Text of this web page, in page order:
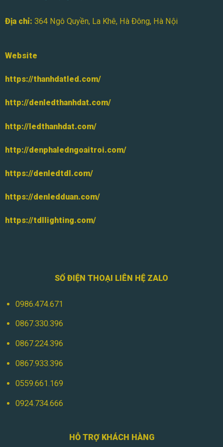
Địa chỉ: 364 Ngô Quyền, La Khê, Hà Đông, Hà Nội
Website
https://thanhdatled.com/
http://denledthanhdat.com/
http://ledthanhdat.com/
http://denphaledngoaitroi.com/
https://denledtdl.com/
https://denledduan.com/
https://tdllighting.com/
SỐ ĐIỆN THOẠI LIÊN HỆ ZALO
0986.474.671
0867.330.396
0867.224.396
0867.933.396
0559.661.169
0924.734.666
HỖ TRỢ KHÁCH HÀNG